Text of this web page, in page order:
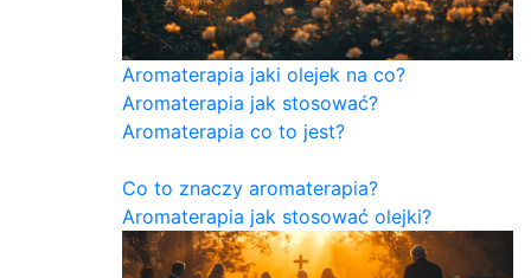
Aromaterapia jaki olejek na co?
Aromaterapia jak stosować?
Aromaterapia co to jest?
Co to znaczy aromaterapia?
Aromaterapia jak stosować olejki?